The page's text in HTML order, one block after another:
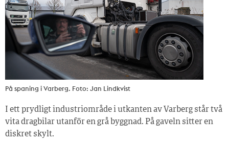
På spaning i Varberg. Foto: Jan Lindkvist
I ett prydligt industriområde i utkanten av Varberg står två
vita dragbilar utanför en grå byggnad. På gaveln sitter en
diskret skylt.